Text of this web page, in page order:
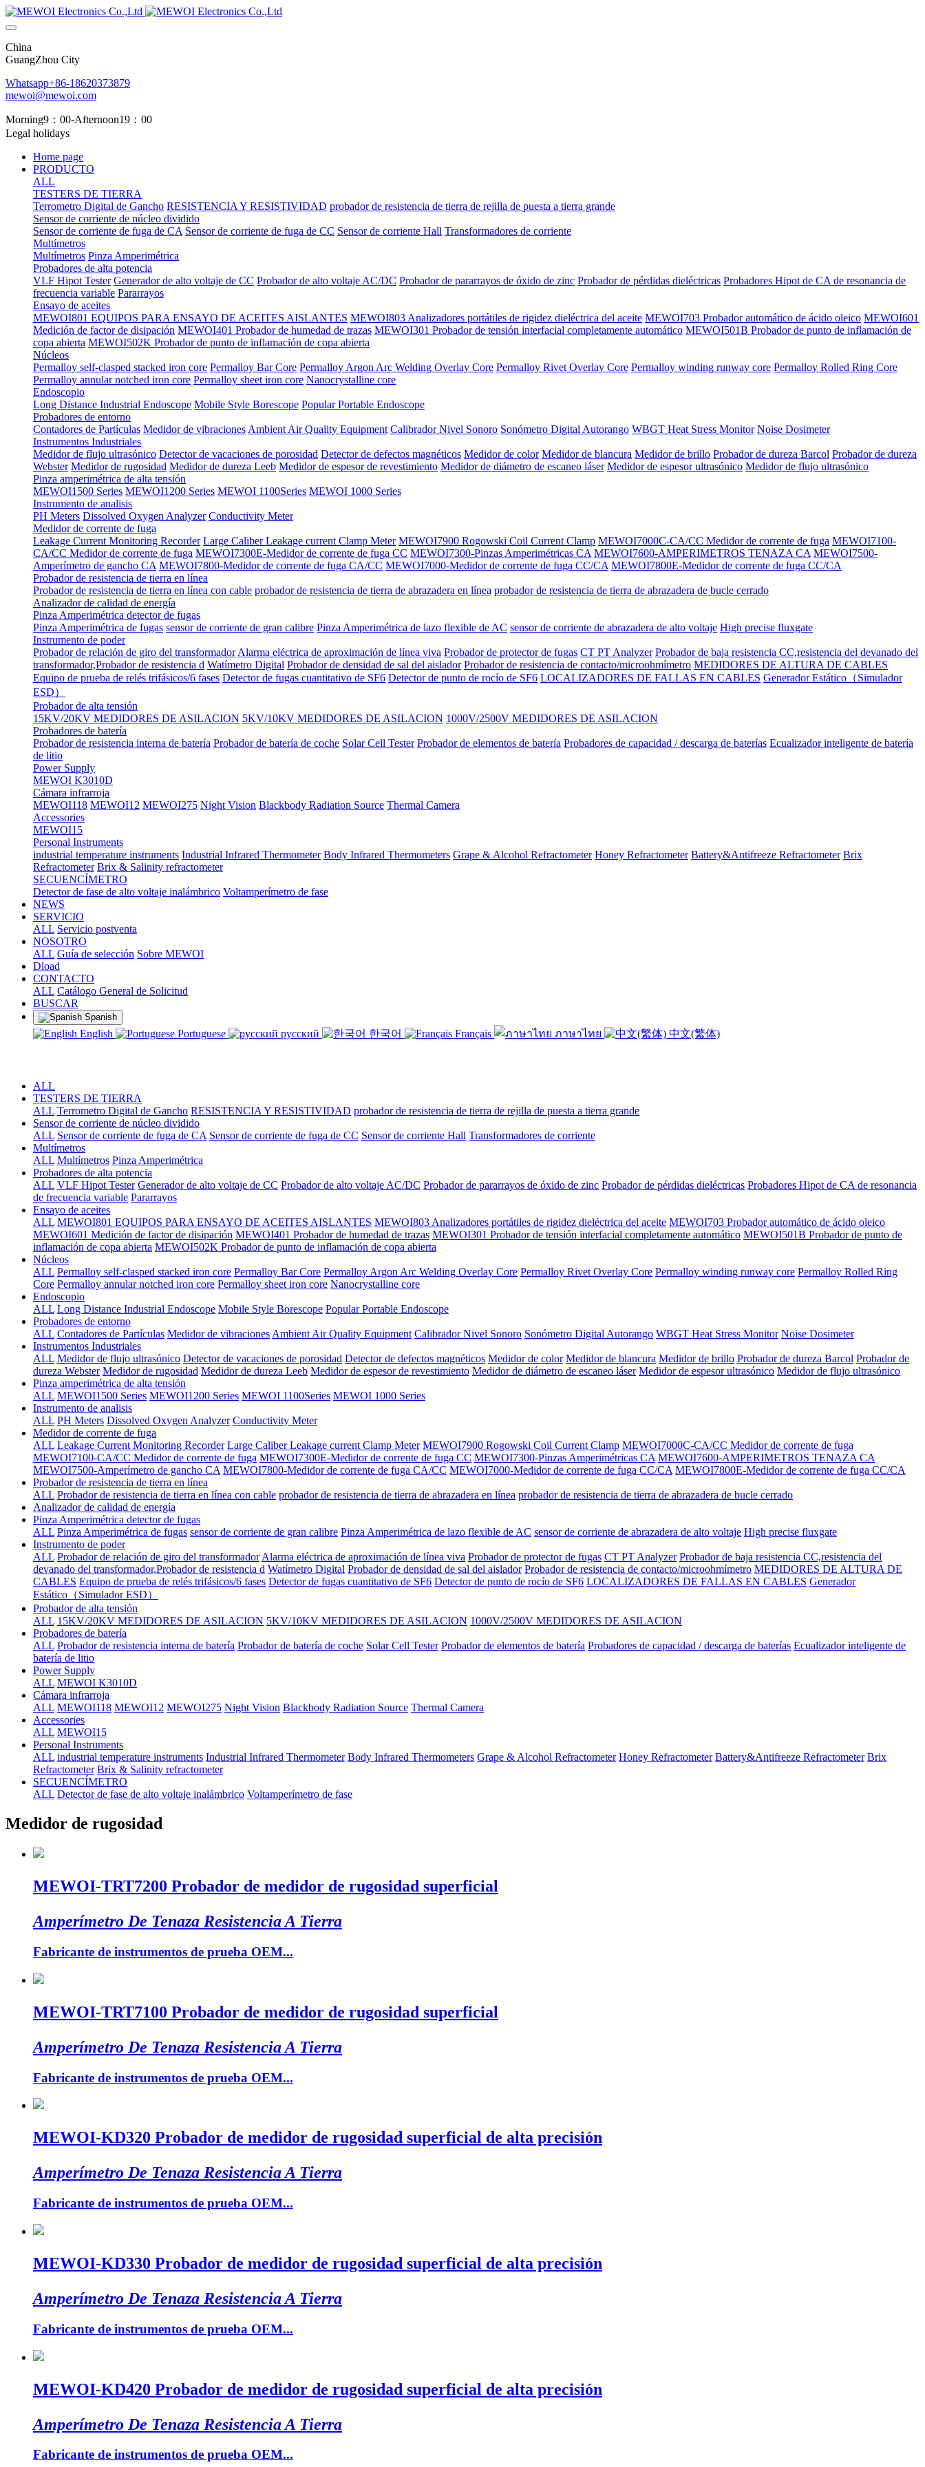
China
GuangZhou City
Whatsapp+86-18620373879
mewoi@mewoi.com
Morning9：00-Afternoon19：00
Legal holidays
Home page
PRODUCTO
ALL
TESTERS DE TIERRA
Terrometro Digital de Gancho RESISTENCIA Y RESISTIVIDAD probador de resistencia de tierra de rejilla de puesta a tierra grande
Sensor de corriente de núcleo dividido
Sensor de corriente de fuga de CA Sensor de corriente de fuga de CC Sensor de corriente Hall Transformadores de corriente
Multímetros
Multímetros Pinza Amperimétrica
Probadores de alta potencia
VLF Hipot Tester Generador de alto voltaje de CC Probador de alto voltaje AC/DC Probador de pararrayos de óxido de zinc Probador de pérdidas dieléctricas Probadores Hipot de CA de resonancia de
frecuencia variable Pararrayos
Ensayo de aceites
MEWOI801 EQUIPOS PARA ENSAYO DE ACEITES AISLANTES MEWOI803 Analizadores portátiles de rigidez dieléctrica del aceite MEWOI703 Probador automático de ácido oleico MEWOI601
Medición de factor de disipación MEWOI401 Probador de humedad de trazas MEWOI301 Probador de tensión interfacial completamente automático MEWOI501B Probador de punto de inflamación de
copa abierta MEWOI502K Probador de punto de inflamación de copa abierta
Núcleos
Permalloy self-clasped stacked iron core Permalloy Bar Core Permalloy Argon Arc Welding Overlay Core Permalloy Rivet Overlay Core Permalloy winding runway core Permalloy Rolled Ring Core
Permalloy annular notched iron core Permalloy sheet iron core Nanocrystalline core
Endoscopio
Long Distance Industrial Endoscope Mobile Style Borescope Popular Portable Endoscope
Probadores de entorno
Contadores de Partículas Medidor de vibraciones Ambient Air Quality Equipment Calibrador Nivel Sonoro Sonómetro Digital Autorango WBGT Heat Stress Monitor Noise Dosimeter
Instrumentos Industriales
Medidor de flujo ultrasónico Detector de vacaciones de porosidad Detector de defectos magnéticos Medidor de color Medidor de blancura Medidor de brillo Probador de dureza Barcol Probador de dureza
Webster Medidor de rugosidad Medidor de dureza Leeb Medidor de espesor de revestimiento Medidor de diámetro de escaneo láser Medidor de espesor ultrasónico Medidor de flujo ultrasónico
Pinza amperimétrica de alta tensión
MEWOI1500 Series MEWOI1200 Series MEWOI 1100Series MEWOI 1000 Series
Instrumento de analisis
PH Meters Dissolved Oxygen Analyzer Conductivity Meter
Medidor de corrente de fuga
Leakage Current Monitoring Recorder Large Caliber Leakage current Clamp Meter MEWOI7900 Rogowski Coil Current Clamp MEWOI7000C-CA/CC Medidor de corrente de fuga MEWOI7100-
CA/CC Medidor de corrente de fuga MEWOI7300E-Medidor de corrente de fuga CC MEWOI7300-Pinzas Amperimétricas CA MEWOI7600-AMPERIMETROS TENAZA CA MEWOI7500-
Amperímetro de gancho CA MEWOI7800-Medidor de corrente de fuga CA/CC MEWOI7000-Medidor de corrente de fuga CC/CA MEWOI7800E-Medidor de corrente de fuga CC/CA
Probador de resistencia de tierra en línea
Probador de resistencia de tierra en línea con cable probador de resistencia de tierra de abrazadera en línea probador de resistencia de tierra de abrazadera de bucle cerrado
Analizador de calidad de energía
Pinza Amperimétrica detector de fugas
Pinza Amperimétrica de fugas sensor de corriente de gran calibre Pinza Amperimétrica de lazo flexible de AC sensor de corriente de abrazadera de alto voltaje High precise fluxgate
Instrumento de poder
Probador de relación de giro del transformador Alarma eléctrica de aproximación de línea viva Probador de protector de fugas CT PT Analyzer Probador de baja resistencia CC,resistencia del devanado del
transformador,Probador de resistencia d Watímetro Digital Probador de densidad de sal del aislador Probador de resistencia de contacto/microohmímetro MEDIDORES DE ALTURA DE CABLES
Equipo de prueba de relés trifásicos/6 fases Detector de fugas cuantitativo de SF6 Detector de punto de rocío de SF6 LOCALIZADORES DE FALLAS EN CABLES Generador Estático（Simulador
ESD）
Probador de alta tensión
15KV/20KV MEDIDORES DE ASILACION 5KV/10KV MEDIDORES DE ASILACION 1000V/2500V MEDIDORES DE ASILACION
Probadores de batería
Probador de resistencia interna de batería Probador de batería de coche Solar Cell Tester Probador de elementos de batería Probadores de capacidad / descarga de baterías Ecualizador inteligente de batería
de litio
Power Supply
MEWOI K3010D
Cámara infrarroja
MEWOI118 MEWOI12 MEWOI275 Night Vision Blackbody Radiation Source Thermal Camera
Accessories
MEWOI15
Personal Instruments
industrial temperature instruments Industrial Infrared Thermometer Body Infrared Thermometers Grape & Alcohol Refractometer Honey Refractometer Battery&Antifreeze Refractometer Brix
Refractometer Brix & Salinity refractometer
SECUENCÍMETRO
Detector de fase de alto voltaje inalámbrico Voltamperímetro de fase
NEWS
SERVICIO
ALL Servicio postventa
NOSOTRO
ALL Guía de selección Sobre MEWOI
Dload
CONTACTO
ALL Catálogo General de Solicitud
BUSCAR
Spanish
English Portuguese русский 한국어 Français ภาษาไทย 中文(繁体)
ALL
TESTERS DE TIERRA
ALL Terrometro Digital de Gancho RESISTENCIA Y RESISTIVIDAD probador de resistencia de tierra de rejilla de puesta a tierra grande
Sensor de corriente de núcleo dividido
ALL Sensor de corriente de fuga de CA Sensor de corriente de fuga de CC Sensor de corriente Hall Transformadores de corriente
Multímetros
ALL Multímetros Pinza Amperimétrica
Probadores de alta potencia
ALL VLF Hipot Tester Generador de alto voltaje de CC Probador de alto voltaje AC/DC Probador de pararrayos de óxido de zinc Probador de pérdidas dieléctricas Probadores Hipot de CA de resonancia
de frecuencia variable Pararrayos
Ensayo de aceites
ALL MEWOI801 EQUIPOS PARA ENSAYO DE ACEITES AISLANTES MEWOI803 Analizadores portátiles de rigidez dieléctrica del aceite MEWOI703 Probador automático de ácido oleico
MEWOI601 Medición de factor de disipación MEWOI401 Probador de humedad de trazas MEWOI301 Probador de tensión interfacial completamente automático MEWOI501B Probador de punto de
inflamación de copa abierta MEWOI502K Probador de punto de inflamación de copa abierta
Núcleos
ALL Permalloy self-clasped stacked iron core Permalloy Bar Core Permalloy Argon Arc Welding Overlay Core Permalloy Rivet Overlay Core Permalloy winding runway core Permalloy Rolled Ring
Core Permalloy annular notched iron core Permalloy sheet iron core Nanocrystalline core
Endoscopio
ALL Long Distance Industrial Endoscope Mobile Style Borescope Popular Portable Endoscope
Probadores de entorno
ALL Contadores de Partículas Medidor de vibraciones Ambient Air Quality Equipment Calibrador Nivel Sonoro Sonómetro Digital Autorango WBGT Heat Stress Monitor Noise Dosimeter
Instrumentos Industriales
ALL Medidor de flujo ultrasónico Detector de vacaciones de porosidad Detector de defectos magnéticos Medidor de color Medidor de blancura Medidor de brillo Probador de dureza Barcol Probador de
dureza Webster Medidor de rugosidad Medidor de dureza Leeb Medidor de espesor de revestimiento Medidor de diámetro de escaneo láser Medidor de espesor ultrasónico Medidor de flujo ultrasónico
Pinza amperimétrica de alta tensión
ALL MEWOI1500 Series MEWOI1200 Series MEWOI 1100Series MEWOI 1000 Series
Instrumento de analisis
ALL PH Meters Dissolved Oxygen Analyzer Conductivity Meter
Medidor de corrente de fuga
ALL Leakage Current Monitoring Recorder Large Caliber Leakage current Clamp Meter MEWOI7900 Rogowski Coil Current Clamp MEWOI7000C-CA/CC Medidor de corrente de fuga
MEWOI7100-CA/CC Medidor de corrente de fuga MEWOI7300E-Medidor de corrente de fuga CC MEWOI7300-Pinzas Amperimétricas CA MEWOI7600-AMPERIMETROS TENAZA CA
MEWOI7500-Amperímetro de gancho CA MEWOI7800-Medidor de corrente de fuga CA/CC MEWOI7000-Medidor de corrente de fuga CC/CA MEWOI7800E-Medidor de corrente de fuga CC/CA
Probador de resistencia de tierra en línea
ALL Probador de resistencia de tierra en línea con cable probador de resistencia de tierra de abrazadera en línea probador de resistencia de tierra de abrazadera de bucle cerrado
Analizador de calidad de energía
Pinza Amperimétrica detector de fugas
ALL Pinza Amperimétrica de fugas sensor de corriente de gran calibre Pinza Amperimétrica de lazo flexible de AC sensor de corriente de abrazadera de alto voltaje High precise fluxgate
Instrumento de poder
ALL Probador de relación de giro del transformador Alarma eléctrica de aproximación de línea viva Probador de protector de fugas CT PT Analyzer Probador de baja resistencia CC,resistencia del
devanado del transformador,Probador de resistencia d Watímetro Digital Probador de densidad de sal del aislador Probador de resistencia de contacto/microohmímetro MEDIDORES DE ALTURA DE
CABLES Equipo de prueba de relés trifásicos/6 fases Detector de fugas cuantitativo de SF6 Detector de punto de rocío de SF6 LOCALIZADORES DE FALLAS EN CABLES Generador
Estático（Simulador ESD）
Probador de alta tensión
ALL 15KV/20KV MEDIDORES DE ASILACION 5KV/10KV MEDIDORES DE ASILACION 1000V/2500V MEDIDORES DE ASILACION
Probadores de batería
ALL Probador de resistencia interna de batería Probador de batería de coche Solar Cell Tester Probador de elementos de batería Probadores de capacidad / descarga de baterías Ecualizador inteligente de
batería de litio
Power Supply
ALL MEWOI K3010D
Cámara infrarroja
ALL MEWOI118 MEWOI12 MEWOI275 Night Vision Blackbody Radiation Source Thermal Camera
Accessories
ALL MEWOI15
Personal Instruments
ALL industrial temperature instruments Industrial Infrared Thermometer Body Infrared Thermometers Grape & Alcohol Refractometer Honey Refractometer Battery&Antifreeze Refractometer Brix
Refractometer Brix & Salinity refractometer
SECUENCÍMETRO
ALL Detector de fase de alto voltaje inalámbrico Voltamperímetro de fase
Medidor de rugosidad
MEWOI-TRT7200 Probador de medidor de rugosidad superficial
Amperímetro De Tenaza Resistencia A Tierra
Fabricante de instrumentos de prueba OEM...
MEWOI-TRT7100 Probador de medidor de rugosidad superficial
Amperímetro De Tenaza Resistencia A Tierra
Fabricante de instrumentos de prueba OEM...
MEWOI-KD320 Probador de medidor de rugosidad superficial de alta precisión
Amperímetro De Tenaza Resistencia A Tierra
Fabricante de instrumentos de prueba OEM...
MEWOI-KD330 Probador de medidor de rugosidad superficial de alta precisión
Amperímetro De Tenaza Resistencia A Tierra
Fabricante de instrumentos de prueba OEM...
MEWOI-KD420 Probador de medidor de rugosidad superficial de alta precisión
Amperímetro De Tenaza Resistencia A Tierra
Fabricante de instrumentos de prueba OEM...